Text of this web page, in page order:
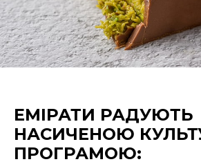
ЕМІРАТИ РАДУЮТЬ
НАСИЧЕНОЮ
ПРОГРАМОЮ: